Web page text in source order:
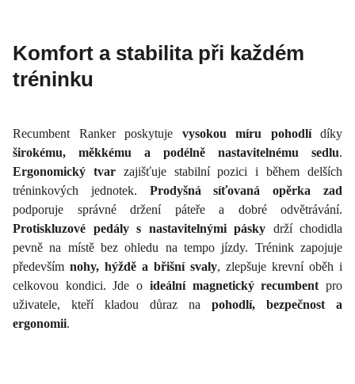
Komfort a stabilita při každém
tréninku
Recumbent Ranker poskytuje vysokou míru pohodlídíky
širokému, měkkému a podélně nastavitelnému sedlu.
Ergonomický tvarzajišťuje stabilní pozici i během delších
tréninkových jednotek. Prodyšná síťovaná opěrka zad
podporuje správné držení páteře a dobré odvětrávání.
Protiskluzové pedály s nastavitelnými pásky drží chodidla
pevně na místě bez ohledu na tempo jízdy. Trénink zapojuje
především nohy, hýždě a břišní svaly, zlepšuje krevní oběh i
celkovou kondici. Jde o ideální magnetický recumbent pro
uživatele, kteří kladou důraz na pohodlí, bezpečnost a
ergonomii.